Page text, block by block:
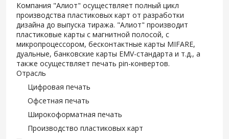
Компания "Алиот" осуществляет полный цикл
производства пластиковых карт от разработки
дизайна до выпуска тиража. "Алиот" производит
пластиковые карты с магнитной полосой, с
микропроцессором, бесконтактные карты MIFARE,
дуальные, банковские карты EMV-стандарта и т.д., а
также осуществляет печать pin-конвертов.
Отрасль
Цифровая печать
Офсетная печать
Широкоформатная печать
Производство пластиковых карт